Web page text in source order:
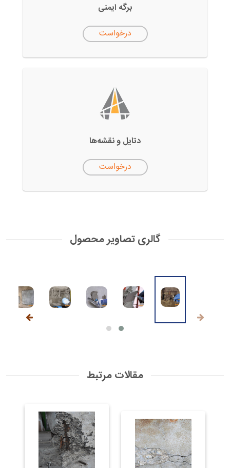
برگه ایمنی
درخواست
دتایل‌ و نقشه‌ها
درخواست
گالری تصاویر محصول
مقالات مرتبط